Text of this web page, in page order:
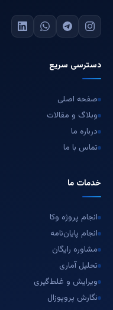
دسترسی سریع
صفحه اصلی
وبلاگ و مقالات
درباره ما
تماس با ما
خدمات ما
انجام پروژه وکا
انجام پایان‌نامه
مشاوره رایگان
تحلیل آماری
ویرایش و غلط‌گیری
نگارش پروپوزال